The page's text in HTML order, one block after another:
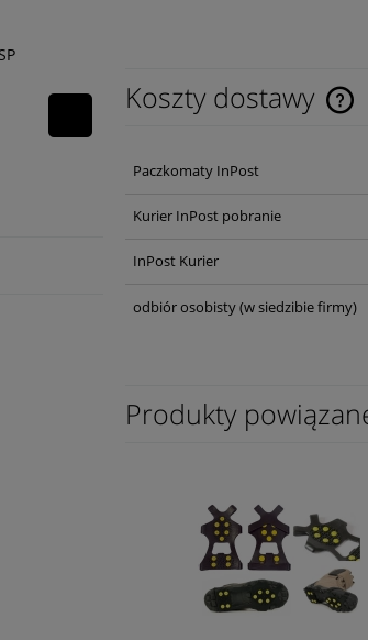
Koszty dostawy
Paczkomaty InPost
Kurier InPost pobranie
InPost Kurier
odbiór osobisty(w siedzibie firmy)
Produkty